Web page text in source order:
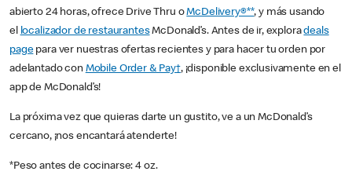
abierto 24 horas, ofrece Drive Thru oMcDelivery®**, y más usando
el localizador de restaurantesMcDonald’s. Antes de ir, exploradeals
pagepara ver nuestras ofertas recientes y para hacer tu orden por
adelantado con Mobile Order & Pay†, ¡disponible exclusivamente en el
app de McDonald’s!
La próxima vez que quieras darte un gustito, ve a un McDonald’s
cercano, ¡nos encantará atenderte!
*Peso antes de cocinarse: 4 oz.